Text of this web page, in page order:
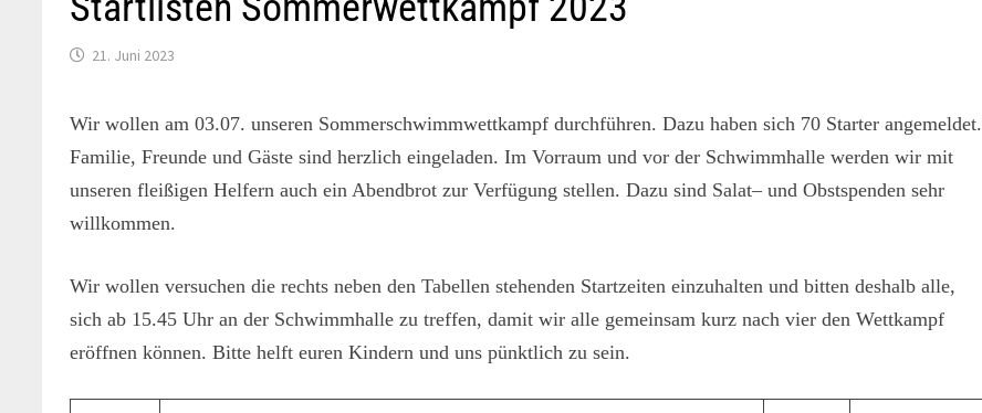
21. Juni 2023
Wir wollen am 03.07. unseren Sommerschwimmwettkampf durchführen. Dazu haben sich 70 Starter angemeldet.
Familie, Freunde und Gäste sind herzlich eingeladen. Im Vorraum und vor der Schwimmhalle werden wir mit
unseren fleißigen Helfern auch ein Abendbrot zur Verfügung stellen. Dazu sind Salat– und Obstspenden sehr
willkommen.
Wir wollen versuchen die rechts neben den Tabellen stehenden Startzeiten einzuhalten und bitten deshalb alle,
sich ab 15.45 Uhr an der Schwimmhalle zu treffen, damit wir alle gemeinsam kurz nach vier den Wettkampf
eröffnen können. Bitte helft euren Kindern und uns pünktlich zu sein.